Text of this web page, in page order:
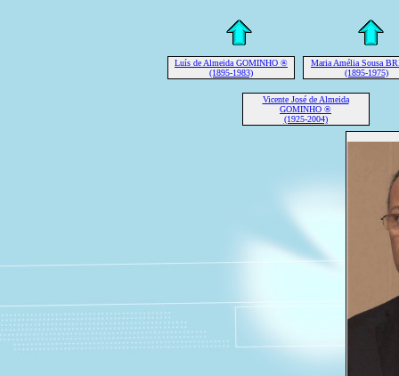
Luís de Almeida GOMINHO ®
(1895-1983)
Maria Amélia Sousa
(1895-1975)
Vicente José de Almeida
GOMINHO ®
(1925-2004)